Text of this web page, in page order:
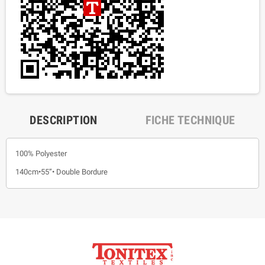
DESCRIPTION FICHE TECHNIQUE
100% Polyester
140cm•55”• Double Bordure